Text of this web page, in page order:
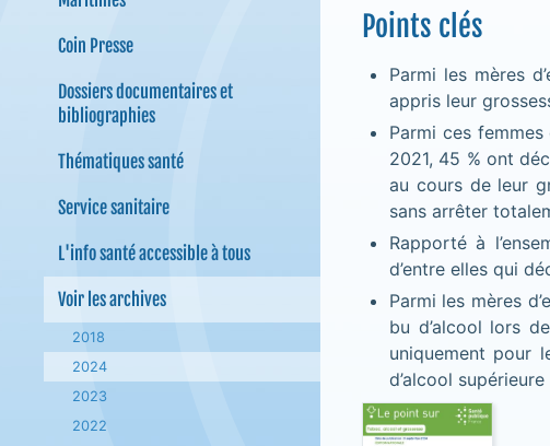
Coin Presse
Dossiers documentaires et
bibliographies
Thématiques santé
Service sanitaire
L'info santé accessible à tous
Voir les archives
2018
2024
2023
2022
Points clés
Parmi les mères
appris leur
Parmi ces
2021, 45 % ont
au cours de leur
sans arrêter
Rapporté à
d’entre elles qui
Parmi les mères
bu d’alcool lors
uniquement pour
d’alcool